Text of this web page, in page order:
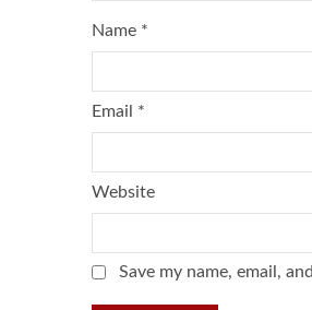
Name *
Email *
Website
Save my name, email,